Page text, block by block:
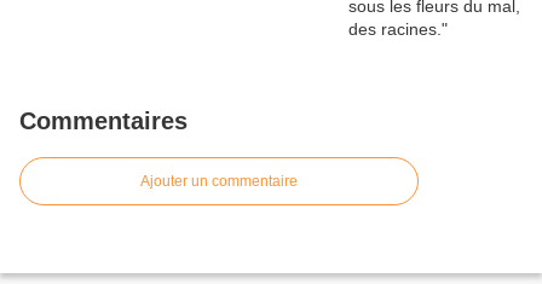
Commentaires
Ajouter un commentaire